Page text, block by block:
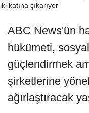
ABC News'ün
hükümeti,
güçlendirmek
şirketlerine
ağırlaştıracak